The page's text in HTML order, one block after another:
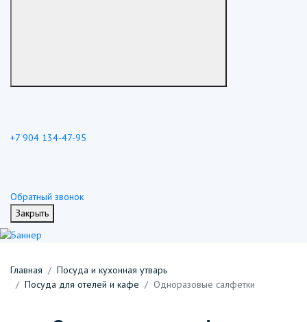
+7 904 134-47-95
Обратный звонок
Закрыть
Главная
Посуда и кухонная утварь
Посуда для отелей и кафе
Одноразовые салфетки